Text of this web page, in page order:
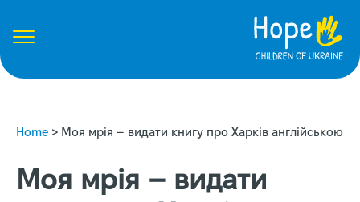
Home > Моя мрія – видати книгу про Харків англійською
Моя мрія – видати